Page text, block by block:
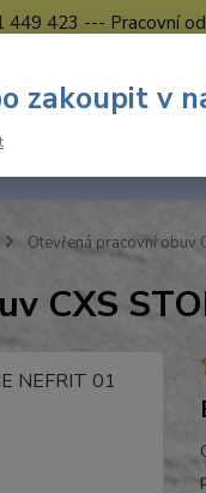
423 --- Pracovní
Otevřená pracovní obuv
CXS
zakoupit v